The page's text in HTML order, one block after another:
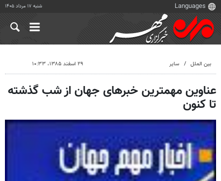
شنبه ۱۷ مرداد ۱۴۰۵
بین الملل سایر ۲۹ اسفند ۱۳۸۵، ۱۰:۳۳
عناوین مهمترین خبرهای جهان از شب گذشته
تا کنون